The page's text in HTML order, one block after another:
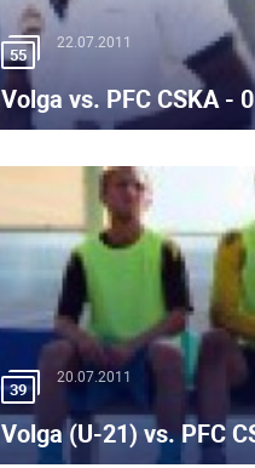
55
22.07.2011
Volga vs. PFC CSKA -
39
20.07.2011
Volga (U-21) vs. PFC